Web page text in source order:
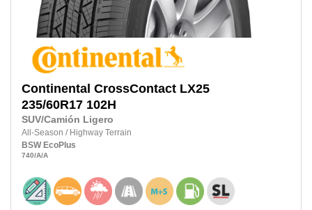
Continental CrossContact LX25
235/60R17 102H
SUV/Camión Ligero
All-Season / Highway Terrain
BSW EcoPlus
740/A/A